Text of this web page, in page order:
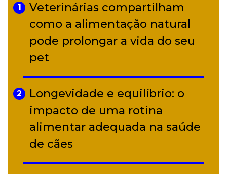
Adriana Calcanhotto retoma
alter ego infantil para show em
Curitiba
1
Veterinárias compartilham
como a alimentação natural
pode prolongar a vida do seu
pet
2
Longevidade e equilíbrio: o
impacto de uma rotina
alimentar adequada na saúde
de cães